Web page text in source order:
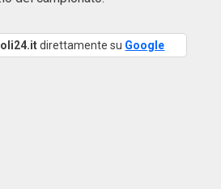
direttamente su Google